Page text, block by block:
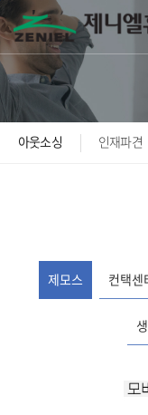
본문바로가기
아웃소싱 인재파견
제모스 컨택센